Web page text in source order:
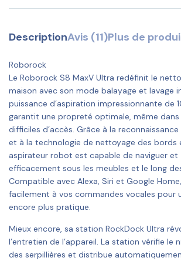
DescriptionAvis (11)Plus de
Roborock
Le Roborock S8 MaxV Ultra redéfinit le
maison avec son mode balayage et lavage
puissance d’aspiration impressionnante de
garantit une propreté optimale, même dans
difficiles d’accès. Grâce à la
et à la technologie de nettoyage des bords
aspirateur robot est capable de naviguer
efficacement sous les meubles et le long
Compatible avec Alexa, Siri et Google
facilement à vos commandes vocales pour
encore plus pratique.
Mieux encore, sa station RockDock Ultra
l’entretien de l’appareil. La station vérifie le
des serpillières et distribue